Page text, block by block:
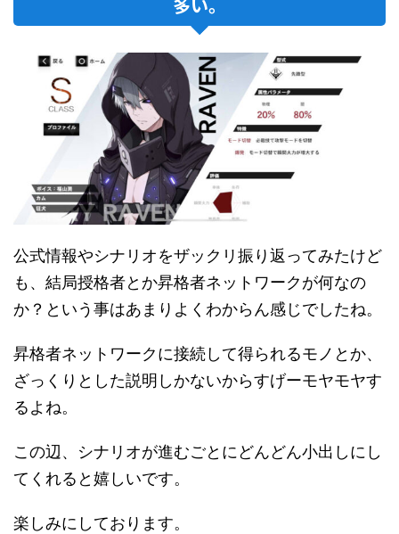
公式情報やシナリオをザックリ振り返ってみたけど
も、結局授格者とか昇格者ネットワークが何なの
か？という事はあまりよくわからん感じでしたね。
昇格者ネットワークに接続して得られるモノとか、
ざっくりとした説明しかないからすげーモヤモヤす
るよね。
この辺、シナリオが進むごとにどんどん小出しにし
てくれると嬉しいです。
楽しみにしております。